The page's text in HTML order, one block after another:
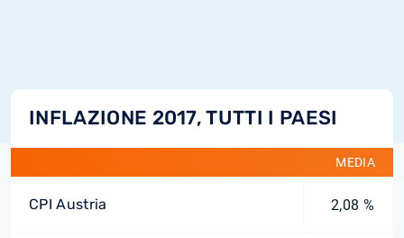
INFLAZIONE 2017, TUTTI I PAESI
MEDIA
CPI Austria 2,08 %